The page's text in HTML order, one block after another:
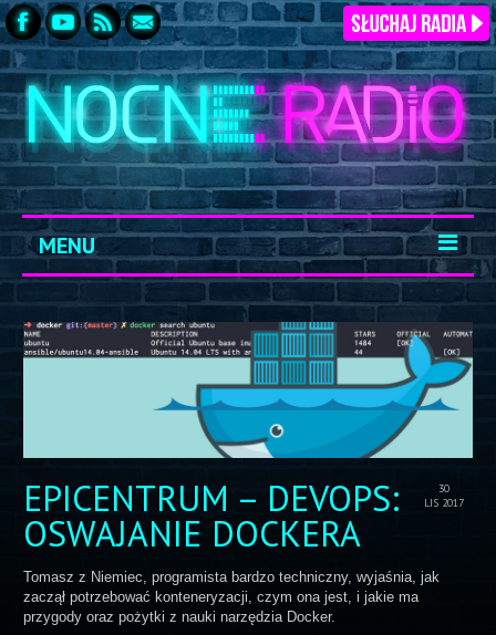
MENU
START
ARCHIWUM
KONTAKT
LOGOWANIE
30
LIS 2017
EPICENTRUM – DEVOPS:
OSWAJANIE DOCKERA
Tomasz z Niemiec, programista bardzo techniczny, wyjaśnia, jak
zaczął potrzebować konteneryzacji, czym ona jest, i jakie ma
przygody oraz pożytki z nauki narzędzia Docker.